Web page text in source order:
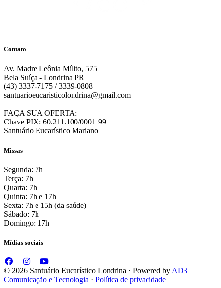
Contato
Av. Madre Leônia Mílito, 575
Bela Suíça - Londrina PR
(43) 3337-7175 / 3339-0808
santuarioeucaristicolondrina@gmail.com
FAÇA SUA OFERTA:
Chave PIX: 60.211.100/0001-99
Santuário Eucarístico Mariano
Missas
Segunda: 7h
Terça: 7h
Quarta: 7h
Quinta: 7h e 17h
Sexta: 7h e 15h (da saúde)
Sábado: 7h
Domingo: 17h
Mídias sociais
© 2026 Santuário Eucarístico Londrina · Powered by AD3
Comunicação e Tecnologia · Política de privacidade